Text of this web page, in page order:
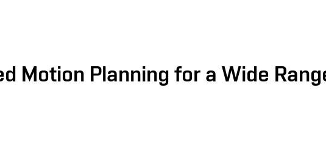
Motion Planning for a Wide